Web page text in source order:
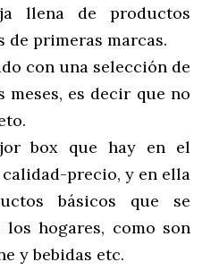
llena de productos
de primeras marcas.
con una selección de
es decir que no
box que hay en el
precio, y en ella
básicos que se
hogares, como son
y bebidas etc.